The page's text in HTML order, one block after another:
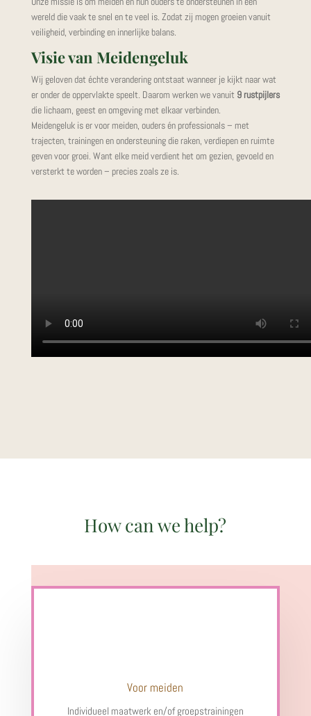
wereld die vaak te snel en te veel is. Zodat zij mogen groeien vanuit
veiligheid, verbinding en innerlijke balans.
Visie van Meidengeluk
Wij geloven dat échte verandering ontstaat wanneer je kijkt naar wat
er onder de oppervlakte speelt. Daarom werken we vanuit 9 rustpijlers
die lichaam, geest en omgeving met elkaar verbinden.
Meidengeluk is er voor meiden, ouders én professionals – met
trajecten, trainingen en ondersteuning die raken, verdiepen en ruimte
geven voor groei. Want elke meid verdient het om gezien, gevoeld en
versterkt te worden – precies zoals ze is.
How can we help?
Voor meiden
Individueel maatwerk en/of groepstrainingen